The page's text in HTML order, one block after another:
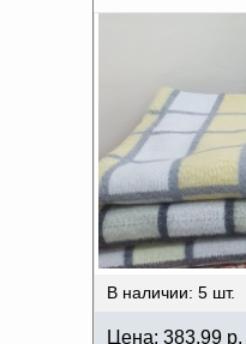
В наличии: 5 шт.
Цена: 383,99 р.